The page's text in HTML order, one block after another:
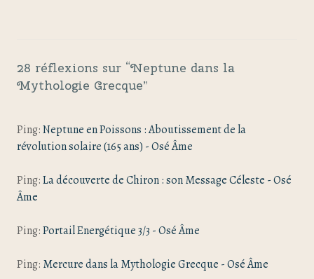
28 réflexions sur “Neptune dans la
Mythologie Grecque”
Ping:Neptune en Poissons : Aboutissement de la
révolution solaire (165 ans) - Osé Âme
Ping:La découverte de Chiron : son Message Céleste - Osé
Âme
Ping:Portail Energétique 3/3 - Osé Âme
Ping: Mercure dans la Mythologie Grecque - Osé Âme